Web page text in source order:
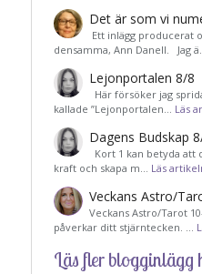
Det är som vi
Ett inlägg producerat
densamma, Ann Danell. Jag
Lejonportalen 8/8
Här försöker jag
kallade ”Lejonportalen… Läs
Dagens Budskap
Kort 1 kan betyda att
kraft och skapa m… Läs
Veckans Astro/
Veckans Astro/Tarot
påverkar ditt stjärntecken. …
Läs fler blogginlägg